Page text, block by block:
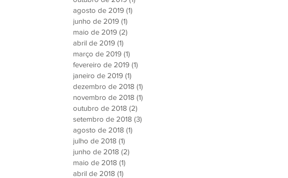
agosto de 2019 (1)
junho de 2019 (1)
maio de 2019 (2)
abril de 2019 (1)
março de 2019 (1)
fevereiro de 2019 (1)
janeiro de 2019 (1)
dezembro de 2018 (1)
novembro de 2018 (1)
outubro de 2018 (2)
setembro de 2018 (3)
agosto de 2018 (1)
julho de 2018 (1)
junho de 2018 (2)
maio de 2018 (1)
abril de 2018 (1)